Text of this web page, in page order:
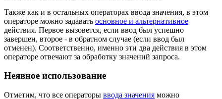
Также как и в остальных операторах ввода значения, в этом
операторе можно задавать основное и альтернативное
действия. Первое вызовется, если ввод был успешно
завершен, второе - в обратном случае (если ввод был
отменен). Соответственно, именно эти два действия в этом
операторе отвечают за обработку значений запроса.
Неявное использование
Отметим, что все операторы ввода значения можно